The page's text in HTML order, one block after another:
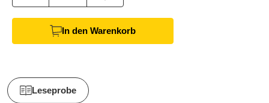
In den Warenkorb
Leseprobe